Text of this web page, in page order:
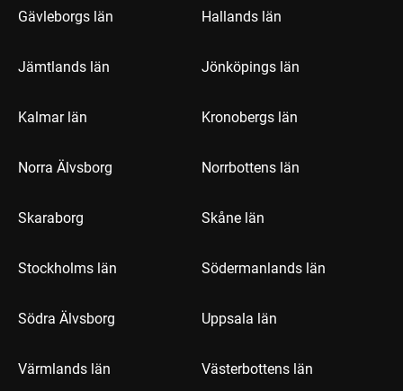
Gävleborgs län Hallands län
Jämtlands län Jönköpings län
Kalmar län Kronobergs län
Norra Älvsborg Norrbottens län
Skaraborg Skåne län
Stockholms län Södermanlands län
Södra Älvsborg Uppsala län
Värmlands län Västerbottens län